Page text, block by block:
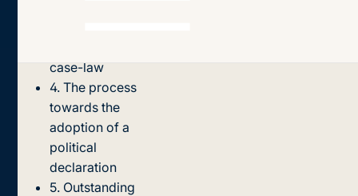
case-law
4. The process
towards the
adoption of a
political
declaration
5. Outstanding